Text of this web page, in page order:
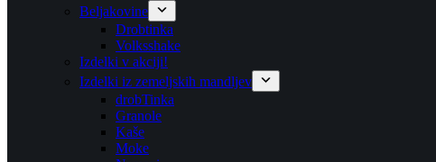
Beljakovine
Drobtinka
Volksshake
Izdelki v akciji!
Izdelki iz zemeljskih mandljev
drobTinka
Granole
Kaše
Moke